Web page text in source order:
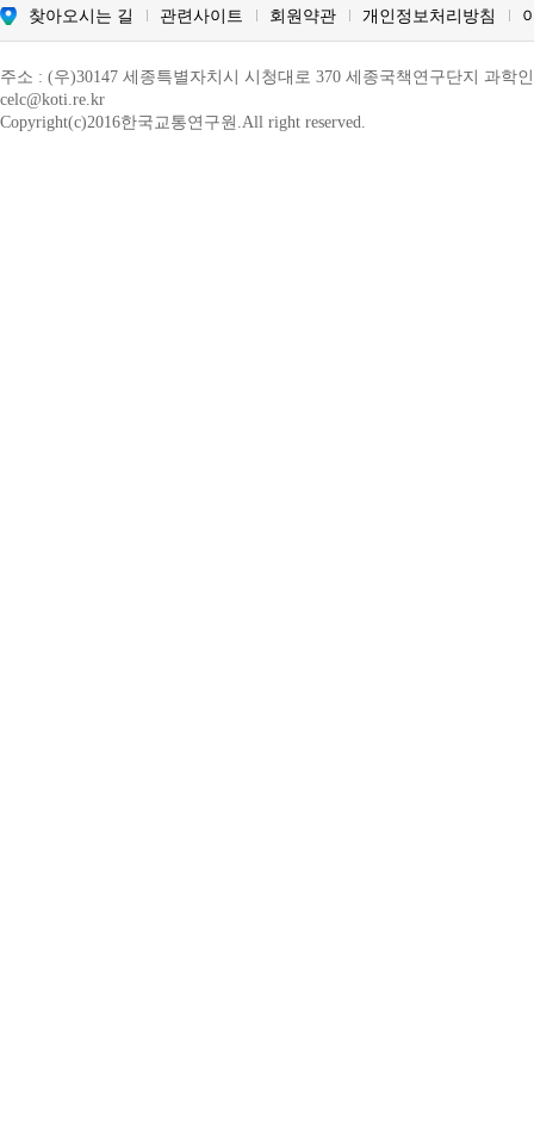
찾아오시는 길 관련사이트 회원약관 개인정보처리방침
주소 : (우)30147 세종특별자치시 시청대로 370 세종국책연구단지 과학
celc@koti.re.kr
Copyright(c)2016한국교통연구원.All right reserved.